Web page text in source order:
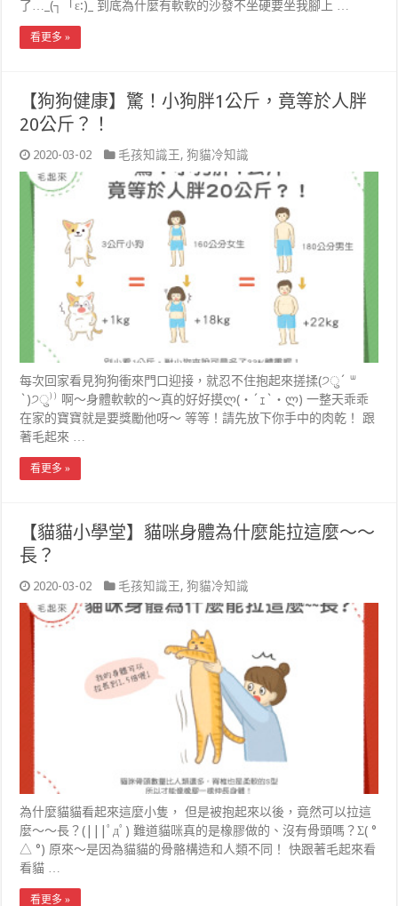
了…_(┐「ε:)_ 到底為什麼有軟軟的沙發不坐硬要坐我腳上 …
看更多 »
【狗狗健康】驚！小狗胖1公斤，竟等於人胖
20公斤？！
2020-03-02 毛孩知識王,狗貓冷知識
每次回家看見狗狗衝來門口迎接，就忍不住抱起來搓揉(੭ु´ ᐜ
`)੭ु⁾⁾ 啊～身體軟軟的～真的好好摸ლ(・´ｪ`・ლ) 一整天乖乖
在家的寶寶就是要獎勵他呀～ 等等！請先放下你手中的肉乾！ 跟
著毛起來 …
看更多 »
【貓貓小學堂】貓咪身體為什麼能拉這麼～～
長？
2020-03-02 毛孩知識王,狗貓冷知識
為什麼貓貓看起來這麼小隻， 但是被抱起來以後，竟然可以拉這
麼～～長？(|||ﾟдﾟ) 難道貓咪真的是橡膠做的、沒有骨頭嗎？Σ( °
△ °) 原來～是因為貓貓的骨骼構造和人類不同！ 快跟著毛起來看
看貓 …
看更多 »